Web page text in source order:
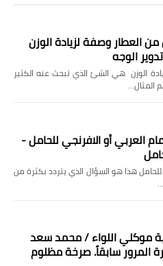
العطار وصفة لزيادة الوزن
الوجه
الوزن هي الشئ الذي تبحث عنه الكثير
المثال…
العربي أو الافرنجي للحامل -
هذا هو السؤال الذي يتردد بكثرة من
موكلي اللواء / محمد سعد
المرور سابقاً. صرخة مظلوم